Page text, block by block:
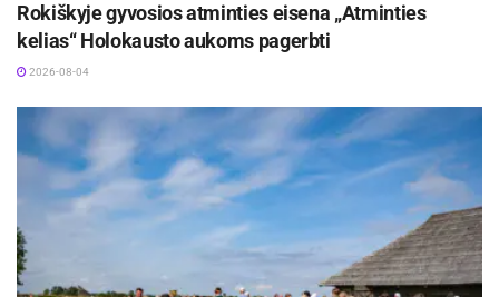
Rokiškyje gyvosios atminties eisena „Atminties
kelias“ Holokausto aukoms pagerbti
2026-08-04